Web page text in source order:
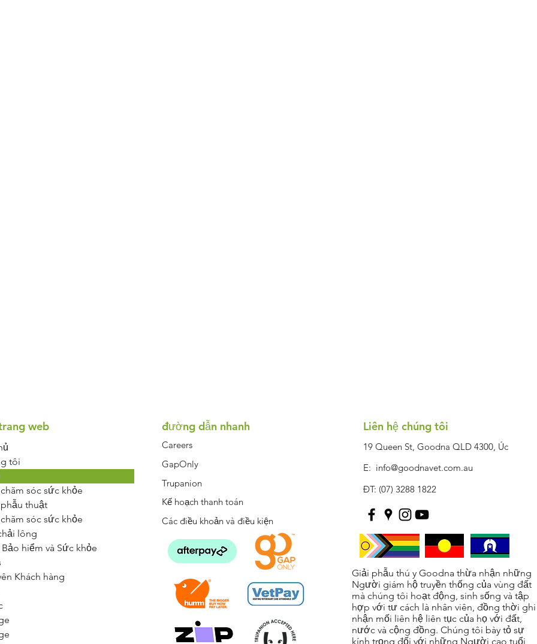
web
tôi
sóc sức khỏe
thuật
sóc sức khỏe
lông
hiểm và Sức khỏe
Khách hàng
đường dẫn nhanh
Careers
GapOnly
Trupanion
Kế hoạch thanh toán
Các điều khoản và điều kiện
Liên hệ chúng tôi
19 Queen St, Goodna QLD 4300, Úc
E: info@goodnavet.com.au
ĐT: (07) 3288 1822
Giải phẫu thú y Goodna thừa nhận những
Người giám hộ truyền thống của vùng đất
mà chúng tôi hoạt động, sinh sống và tập
hợp với tư cách là nhân viên, đồng thời ghi
nhận mối liên hệ liên tục của họ với đất,
nước và cộng đồng. Chúng tôi bày tỏ sự
kính trọng đối với những Người cao tuổi